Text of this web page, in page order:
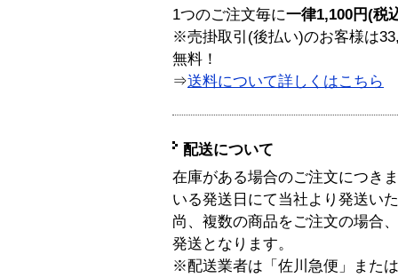
1つのご注文毎に一律1,100円(税
※売掛取引(後払い)のお客様は
無料！
⇒送料について詳しくはこちら
配送について
在庫がある場合のご注文につき
いる発送日にて当社より発送い
尚、複数の商品をご注文の場合
発送となります。
※配送業者は「佐川急便」また